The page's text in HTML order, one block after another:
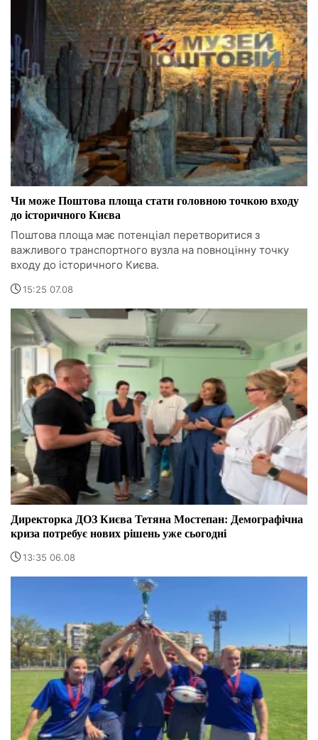
Чи може Поштова площа стати головною точкою входу
до історичного Києва
Поштова площа має потенціал перетворитися з
важливого транспортного вузла на повноцінну точку
входу до історичного Києва.
15:25 07.08
Директорка ДОЗ Києва Тетяна Мостепан: Демографічна
криза потребує нових рішень уже сьогодні
13:35 06.08